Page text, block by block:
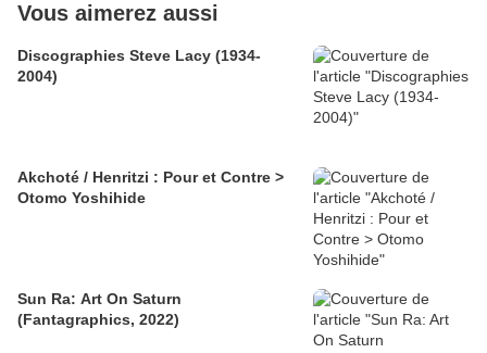
Vous aimerez aussi
Discographies Steve Lacy (1934-
2004)
Akchoté / Henritzi : Pour et Contre >
Otomo Yoshihide
Sun Ra: Art On Saturn
(Fantagraphics, 2022)